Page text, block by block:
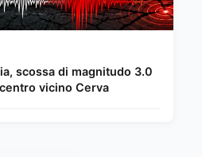
scossa di magnitudo 3.0
vicino Cerva